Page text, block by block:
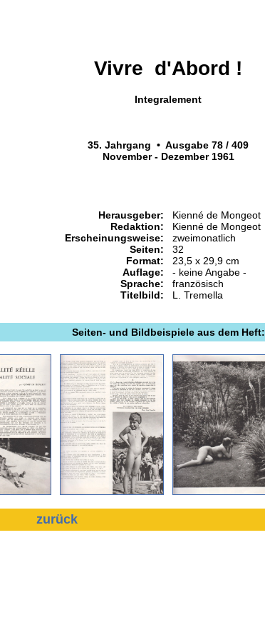
Vivre d'Abord !
Integralement
35. Jahrgang • Ausgabe 78 / 409
November - Dezember 1961
Herausgeber:
Redaktion:
Erscheinungsweise:
Seiten:
Format:
Auflage:
Sprache:
Titelbild:
Kienné de Mongeot
Kienné de Mongeot
zweimonatlich
32
23,5 x 29,9 cm
- keine Angabe -
französisch
L. Tremella
Seiten- und Bildbeispiele aus dem Heft:
zurück